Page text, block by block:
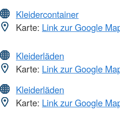
Kleidercontainer
Karte: Link zur Google
Kleiderläden
Karte: Link zur Google
Kleiderläden
Karte: Link zur Google